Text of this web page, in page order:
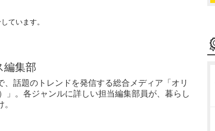
ています。
編集部
話題のトレンドを発信する総合メディア「オリ
」。各ジャンルに詳しい担当編集部員が、暮らし